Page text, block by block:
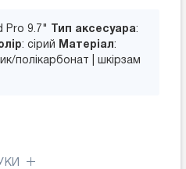
Pro 9.7" Тип аксесуара:
: сірий Матеріал:
полікарбонат | шкірзам